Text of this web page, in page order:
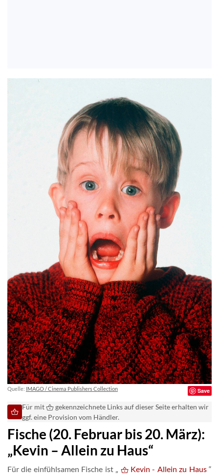
Quelle: IMAGO / Cinema Publishers Collection Save
Für mit
gekennzeichnete Links auf dieser Seite erhalten wir
ggf. eine Provision vom Händler.
Fische (20. Februar bis 20. März):
„Kevin – Allein zu Haus“
Für die einfühlsamen Fische ist „ Kevin - Allein zu Haus “